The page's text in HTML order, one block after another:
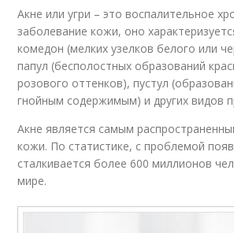
Акне или угри – это воспалительное
заболевание кожи, оно
комедон (мелких узелков белого или
папул (бесполостных образований
розового оттенков), пустул
гнойным содержимым) и других видов
Акне является самым
кожи. По статистике, с проблемой
сталкивается более 600 миллионов
мире.